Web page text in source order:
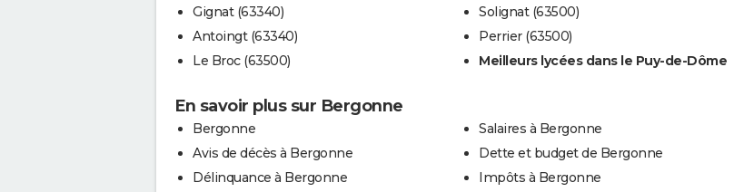
Gignat (63340)
Antoingt (63340)
Le Broc (63500)
Solignat (63500)
Perrier (63500)
Meilleurs lycées dans le Puy-de-Dôme
En savoir plus sur Bergonne
Bergonne
Avis de décès à Bergonne
Délinquance à Bergonne
Salaires à Bergonne
Dette et budget de Bergonne
Impôts à Bergonne